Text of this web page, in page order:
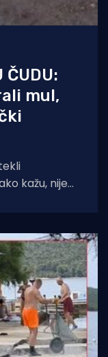
ČUDU:
mul,
kažu, nije